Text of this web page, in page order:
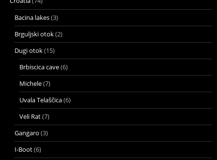
Bacina lakes(3)
Brguljski otok(2)
Dugi otok(15)
Brbiscica cave(6)
Michele(7)
Uvala Telaščica(6)
Veli Rat(7)
Gangaro (3)
I-Boot(6)